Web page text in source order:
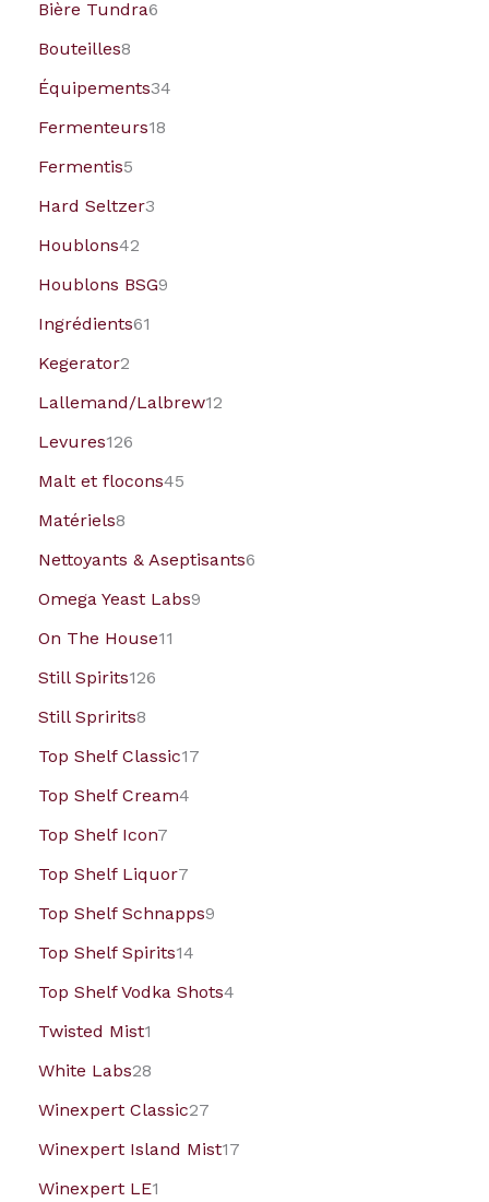
Bière Tundra6
Bouteilles8
Équipements34
Fermenteurs18
Fermentis5
Hard Seltzer3
Houblons42
Houblons BSG9
Ingrédients61
Kegerator2
Lallemand/Lalbrew12
Levures126
Malt et flocons45
Matériels8
Nettoyants & Aseptisants6
Omega Yeast Labs9
On The House11
Still Spirits126
Still Spririts8
Top Shelf Classic17
Top Shelf Cream4
Top Shelf Icon7
Top Shelf Liquor7
Top Shelf Schnapps9
Top Shelf Spirits14
Top Shelf Vodka Shots4
Twisted Mist1
White Labs28
Winexpert Classic27
Winexpert Island Mist17
Winexpert LE1